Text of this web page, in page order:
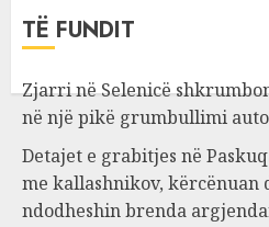
TË FUNDIT
Zjarri në Selenicë
në një pikë grumbullimi
Detajet e grabitjes në
me kallashnikov, kërcënuan
ndodheshin brenda